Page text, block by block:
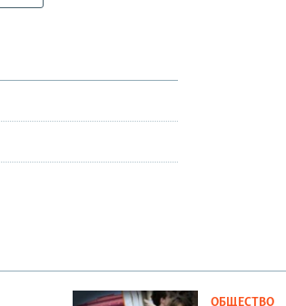
ОБЩЕСТВО